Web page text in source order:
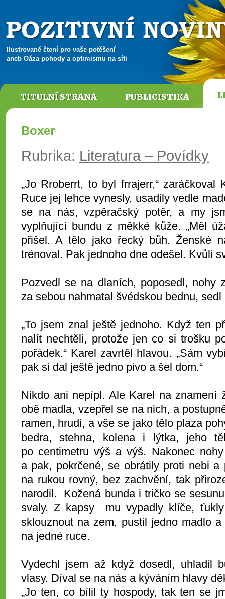
Ilustrované čtení pro vaše potěšení
aneb Oáza pohody a optimismu na síti
TITULNÍ STRANA PUBLICISTIKA
Boxer
Rubrika: Literatura – Povídky
„Jo Rroberrt, to byl frrajerr,“
Ruce jej lehce vynesly, usadily vedle
se na nás, vzpěračský potěr, a my
vyplňující bundu z měkké kůže. „Měl
přišel. A tělo jako řecký bůh. Ženské
trénoval. Pak jednoho dne odešel. Kvůli
Pozvedl se na dlaních, poposedl, nohy
za sebou nahmatal švédskou bednu,
„To jsem znal ještě jednoho. Když ten
nalít nechtěli, protože jen co si trošku
pořádek.“ Karel zavrtěl hlavou. „Sám
pak si dal ještě jedno pivo a šel dom.“
Nikdo ani nepípl. Ale Karel na znamení
obě madla, vzepřel se na nich, a
ramen, hrudi, a vše se jako tělo plaza
bedra, stehna, kolena i lýtka, jeho
po centimetru výš a výš. Nakonec
a pak, pokrčené, se obrátily proti nebi a
na rukou rovný, bez zachvění, tak
narodil. Kožená bunda i tričko se
svaly. Z kapsy mu vypadly klíče,
sklouznout na zem, pustil jedno madlo
na jedné ruce.
Vydechl jsem až když dosedl, uhladil
vlasy. Díval se na nás a kýváním hlavy
„Jo ten, co bílil ty hospody, tak ten se